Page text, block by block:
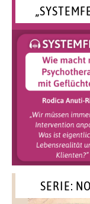
SERIE: